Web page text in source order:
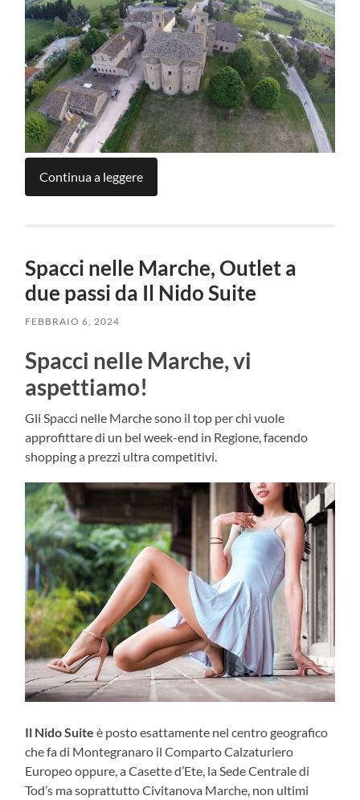
Continua a leggere
Spacci nelle Marche, Outlet a
due passi da Il Nido Suite
FEBBRAIO 6, 2024
Spacci nelle Marche, vi
aspettiamo!
Gli Spacci nelle Marche sono il top per chi vuole
approfittare di un bel week-end in Regione, facendo
shopping a prezzi ultra competitivi.
Il Nido Suite è posto esattamente nel centro geografico
che fa di Montegranaro il Comparto Calzaturiero
Europeo oppure, a Casette d’Ete, la Sede Centrale di
Tod’s ma soprattutto Civitanova Marche, non ultimi